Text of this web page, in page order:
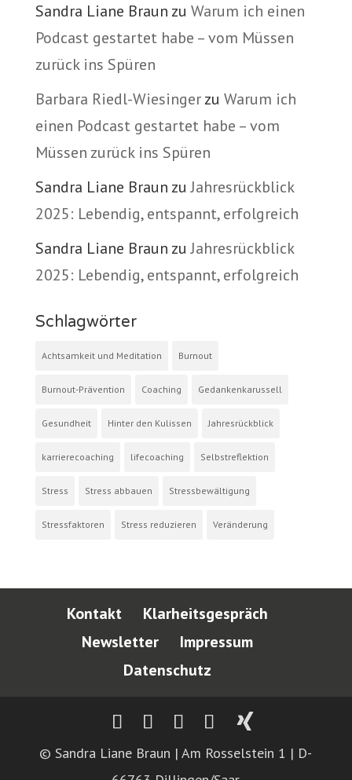
Sandra Liane Braun zu Warum ich einen
Podcast gestartet habe – vom Müssen
zurück ins Spüren
Barbara Riedl-Wiesingerzu Warum ich
einen Podcast gestartet habe – vom
Müssen zurück ins Spüren
Sandra Liane Braun zuJahresrückblick
2025: Lebendig, entspannt, erfolgreich
Sandra Liane Braun zuJahresrückblick
2025: Lebendig, entspannt, erfolgreich
Schlagwörter
Achtsamkeit und Meditation Burnout
Burnout-Prävention Coaching Gedankenkarussell
Gesundheit Hinter den Kulissen Jahresrückblick
karrierecoaching lifecoaching Selbstreflektion
Stress Stress abbauen Stressbewältigung
Stressfaktoren Stress reduzieren Veränderung
Kontakt
Klarheitsgespräch
Newsletter
Impressum
Datenschutz
© Sandra Liane Braun | Am Rosselstein 1 | D-